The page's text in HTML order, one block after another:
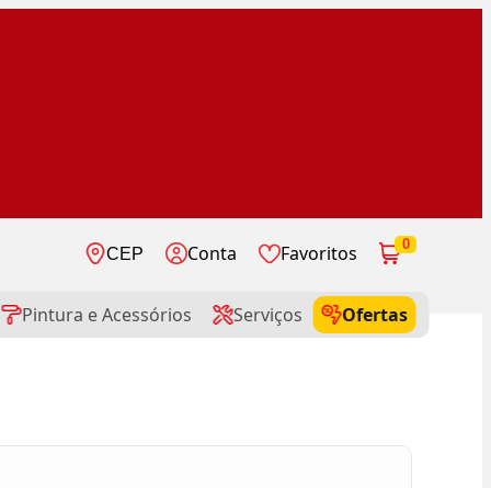
CEP Conta Favoritos 0
Pintura e Acessórios Serviços
Ofertas